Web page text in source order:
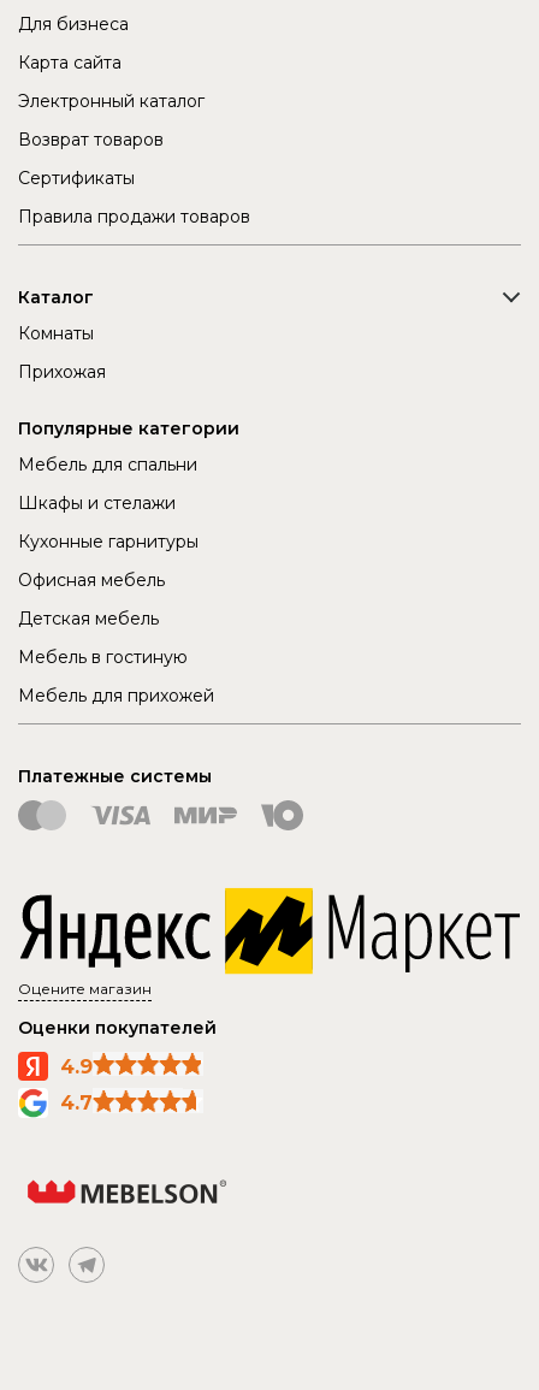
Для бизнеса
Карта сайта
Электронный каталог
Возврат товаров
Сертификаты
Правила продажи товаров
Каталог
Комнаты
Прихожая
Популярные категории
Мебель для спальни
Шкафы и стелажи
Кухонные гарнитуры
Офисная мебель
Детская мебель
Мебель в гостиную
Мебель для прихожей
Платежные системы
Оцените магазин
Оценки покупателей
4.9
4.7